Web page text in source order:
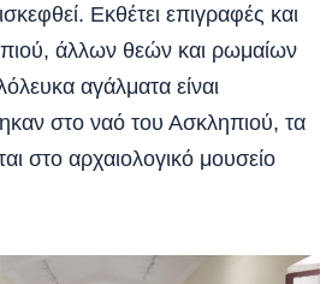
Εκθέτει επιγραφές και
άλλων θεών και ρωμαίων
αγάλματα είναι
στο ναό του Ασκληπιού, τα
στο αρχαιολογικό μουσείο